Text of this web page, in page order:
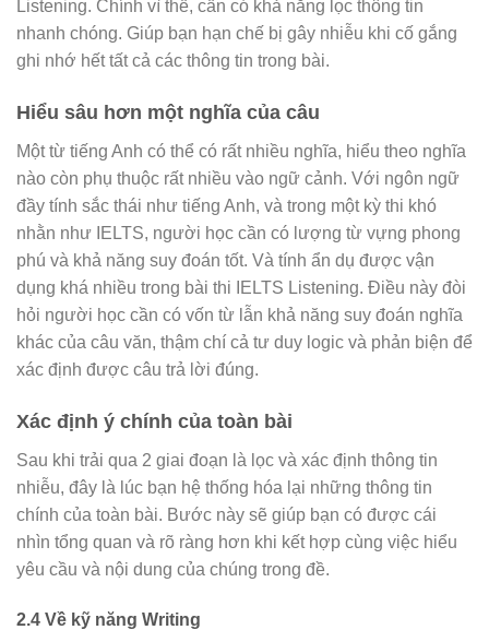
Listening. Chính vì thế, cần có khả năng lọc thông tin
nhanh chóng. Giúp bạn hạn chế bị gây nhiễu khi cố gắng
ghi nhớ hết tất cả các thông tin trong bài.
Hiểu sâu hơn một nghĩa của câu
Một từ tiếng Anh có thể có rất nhiều nghĩa, hiểu theo nghĩa
nào còn phụ thuộc rất nhiều vào ngữ cảnh. Với ngôn ngữ
đầy tính sắc thái như tiếng Anh, và trong một kỳ thi khó
nhằn như IELTS, người học cần có lượng từ vựng phong
phú và khả năng suy đoán tốt. Và tính ẩn dụ được vận
dụng khá nhiều trong bài thi IELTS Listening. Điều này đòi
hỏi người học cần có vốn từ lẫn khả năng suy đoán nghĩa
khác của câu văn, thậm chí cả tư duy logic và phản biện để
xác định được câu trả lời đúng.
Xác định ý chính của toàn bài
Sau khi trải qua 2 giai đoạn là lọc và xác định thông tin
nhiễu, đây là lúc bạn hệ thống hóa lại những thông tin
chính của toàn bài. Bước này sẽ giúp bạn có được cái
nhìn tổng quan và rõ ràng hơn khi kết hợp cùng việc hiểu
yêu cầu và nội dung của chúng trong đề.
2.4 Về kỹ năng Writing